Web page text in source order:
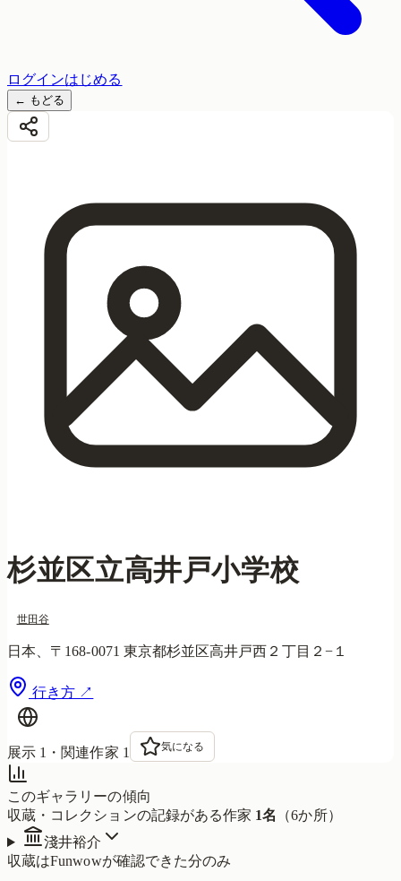
ログインはじめる
← もどる
杉並区立高井戸小学校
世田谷
日本、〒168-0071 東京都杉並区高井戸西２丁目２−１
行き方 ↗
展示 1 ・関連作家 1 気になる
このギャラリーの傾向
収蔵・コレクションの記録がある作家 1名 （6か所）
淺井裕介
収蔵はFunwowが確認できた分のみ